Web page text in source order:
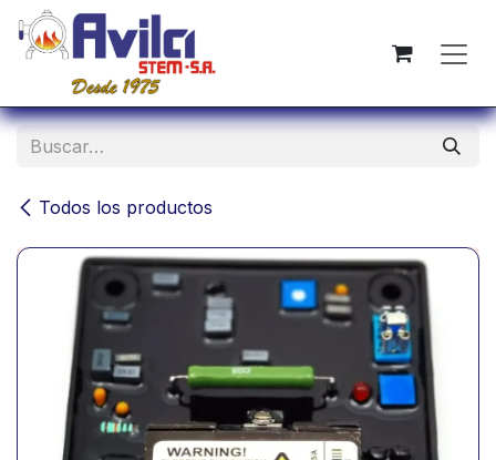
Ir al contenido
Todos los productos